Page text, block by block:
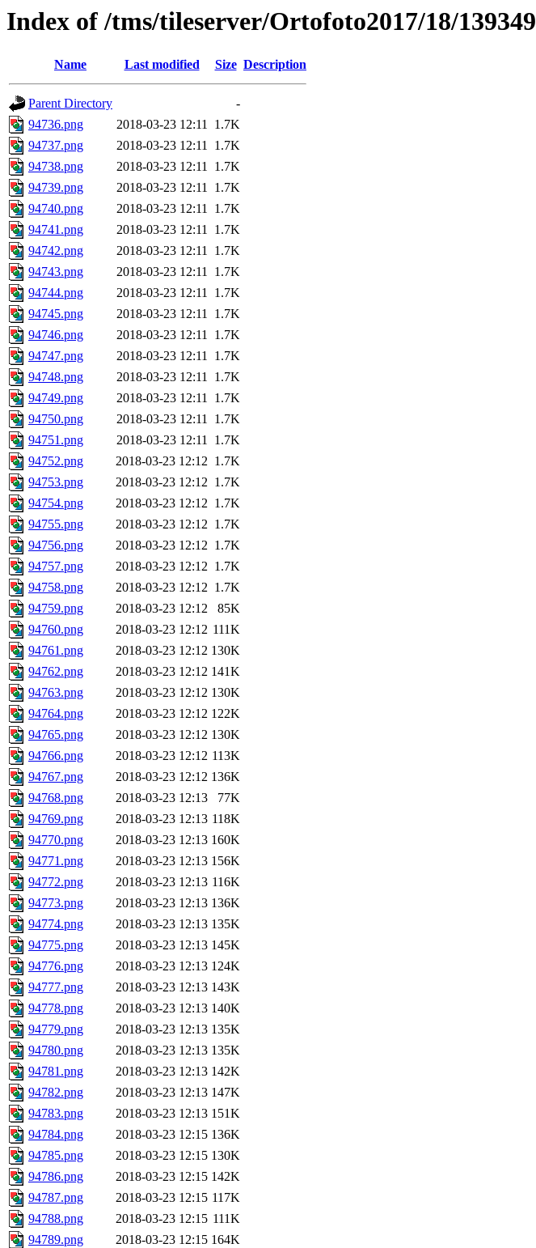
Index of /tms/tileserver/Ortofoto2017/18/139349
Name Last modified Size Description
Parent Directory
-
94736.png
2018-03-23 12:11 1.7K
94737.png
2018-03-23 12:11 1.7K
94738.png
2018-03-23 12:11 1.7K
94739.png
2018-03-23 12:11 1.7K
94740.png
2018-03-23 12:11 1.7K
94741.png
2018-03-23 12:11 1.7K
94742.png
2018-03-23 12:11 1.7K
94743.png
2018-03-23 12:11 1.7K
94744.png
2018-03-23 12:11 1.7K
94745.png
2018-03-23 12:11 1.7K
94746.png
2018-03-23 12:11 1.7K
94747.png
2018-03-23 12:11 1.7K
94748.png
2018-03-23 12:11 1.7K
94749.png
2018-03-23 12:11 1.7K
94750.png
2018-03-23 12:11 1.7K
94751.png
2018-03-23 12:11 1.7K
94752.png
2018-03-23 12:12 1.7K
94753.png
2018-03-23 12:12 1.7K
94754.png
2018-03-23 12:12 1.7K
94755.png
2018-03-23 12:12 1.7K
94756.png
2018-03-23 12:12 1.7K
94757.png
2018-03-23 12:12 1.7K
94758.png
2018-03-23 12:12 1.7K
94759.png
2018-03-23 12:12
85K
94760.png
2018-03-23 12:12 111K
94761.png
2018-03-23 12:12 130K
94762.png
2018-03-23 12:12 141K
94763.png
2018-03-23 12:12 130K
94764.png
2018-03-23 12:12 122K
94765.png
2018-03-23 12:12 130K
94766.png
2018-03-23 12:12 113K
94767.png
2018-03-23 12:12 136K
94768.png
2018-03-23 12:13
77K
94769.png
2018-03-23 12:13 118K
94770.png
2018-03-23 12:13 160K
94771.png
2018-03-23 12:13 156K
94772.png
2018-03-23 12:13 116K
94773.png
2018-03-23 12:13 136K
94774.png
2018-03-23 12:13 135K
94775.png
2018-03-23 12:13 145K
94776.png
2018-03-23 12:13 124K
94777.png
2018-03-23 12:13 143K
94778.png
2018-03-23 12:13 140K
94779.png
2018-03-23 12:13 135K
94780.png
2018-03-23 12:13 135K
94781.png
2018-03-23 12:13 142K
94782.png
2018-03-23 12:13 147K
94783.png
2018-03-23 12:13 151K
94784.png
2018-03-23 12:15 136K
94785.png
2018-03-23 12:15 130K
94786.png
2018-03-23 12:15 142K
94787.png
2018-03-23 12:15 117K
94788.png
2018-03-23 12:15 111K
94789.png
2018-03-23 12:15 164K